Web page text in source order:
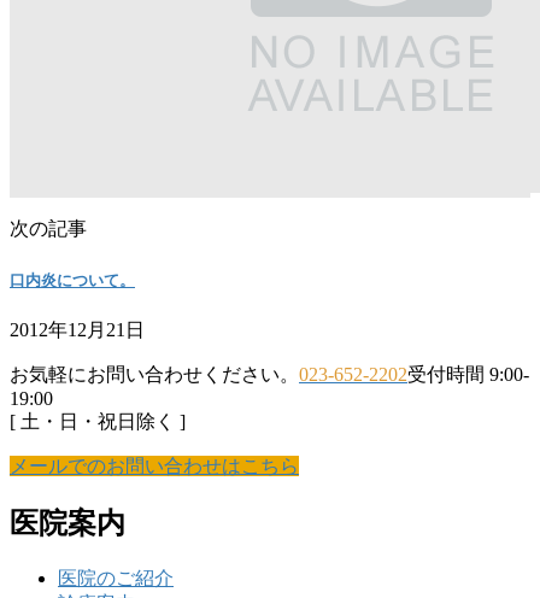
次の記事
口内炎について。
2012年12月21日
お気軽にお問い合わせください。 023-652-2202受付時間 9:00-
19:00
[ 土・日・祝日除く ]
メールでのお問い合わせはこちら
医院案内
医院のご紹介